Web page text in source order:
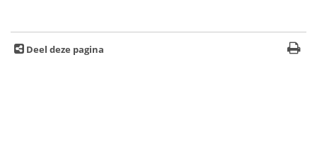
Deel deze pagina